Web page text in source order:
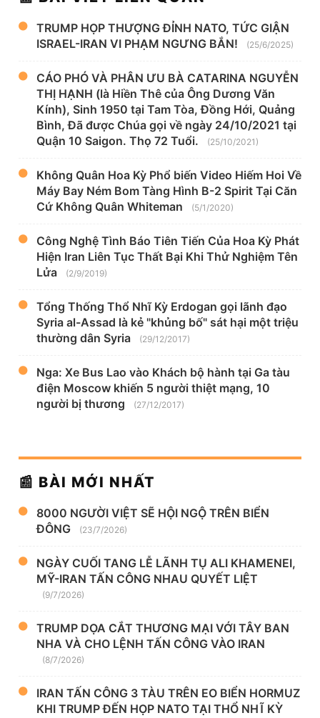
TRUMP HỌP THƯỢNG ĐỈNH NATO, TỨC GIẬN
ISRAEL-IRAN VI PHẠM NGƯNG BẮN!
(25/6/2025)
CÁO PHÓ VÀ PHÂN ƯU BÀ CATARINA NGUYỄN
THỊ HẠNH (là Hiền Thê của Ông Dương Văn
Kính), Sinh 1950 tại Tam Tòa, Đồng Hới, Quảng
Bình, Đã được Chúa gọi về ngày 24/10/2021 tại
Quận 10 Saigon. Thọ 72 Tuổi.
(25/10/2021)
Không Quân Hoa Kỳ Phổ biến Video Hiếm Hoi Về
Máy Bay Ném Bom Tàng Hình B-2 Spirit Tại Căn
Cứ Không Quân Whiteman
(5/1/2020)
Công Nghệ Tình Báo Tiên Tiến Của Hoa Kỳ Phát
Hiện Iran Liên Tục Thất Bại Khi Thử Nghiệm Tên
Lửa
(2/9/2019)
Tổng Thống Thổ Nhĩ Kỳ Erdogan gọi lãnh đạo
Syria al-Assad là kẻ "khủng bố" sát hại một triệu
thường dân Syria
(29/12/2017)
Nga: Xe Bus Lao vào Khách bộ hành tại Ga tàu
điện Moscow khiến 5 người thiệt mạng, 10
người bị thương
(27/12/2017)
📰 BÀI MỚI NHẤT
8000 NGƯỜI VIỆT SẼ HỘI NGỘ TRÊN BIỂN
ĐÔNG
(23/7/2026)
NGÀY CUỐI TANG LỄ LÃNH TỤ ALI KHAMENEI,
MỸ-IRAN TẤN CÔNG NHAU QUYẾT LIỆT
(9/7/2026)
TRUMP DỌA CẮT THƯƠNG MẠI VỚI TÂY BAN
NHA VÀ CHO LỆNH TẤN CÔNG VÀO IRAN
(8/7/2026)
IRAN TẤN CÔNG 3 TÀU TRÊN EO BIỂN HORMUZ
KHI TRUMP ĐẾN HỌP NATO TẠI THỔ NHĨ KỲ